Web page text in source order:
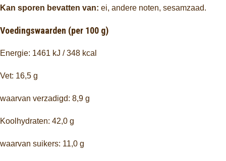
Kan sporen bevatten van: ei, andere noten, sesamzaad.
Voedingswaarden (per 100 g)
Energie: 1461 kJ / 348 kcal
Vet: 16,5 g
waarvan verzadigd: 8,9 g
Koolhydraten: 42,0 g
waarvan suikers: 11,0 g